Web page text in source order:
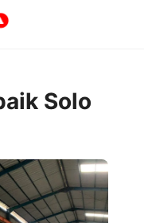
Solo